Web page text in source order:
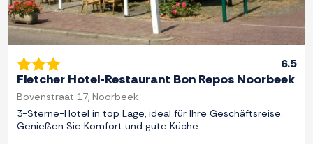
6.5
Fletcher Hotel-Restaurant Bon Repos Noorbeek
Bovenstraat 17, Noorbeek
3-Sterne-Hotel in top Lage, ideal für Ihre Geschäftsreise.
Genießen Sie Komfort und gute Küche.